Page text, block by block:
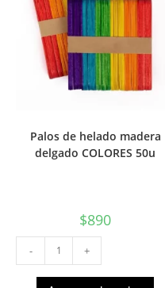
Palos de helado madera
delgado COLORES 50u
$890
Palos
de
helado
madera
delgado
- +